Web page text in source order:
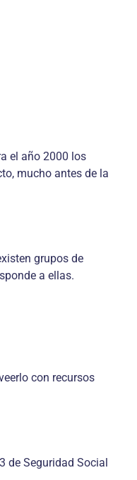
el año 2000 los
mucho antes de la
grupos de
a ellas.
con recursos
de Seguridad Social